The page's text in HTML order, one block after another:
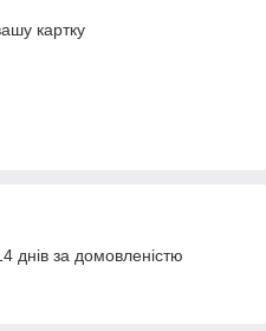
картку
днів за домовленістю